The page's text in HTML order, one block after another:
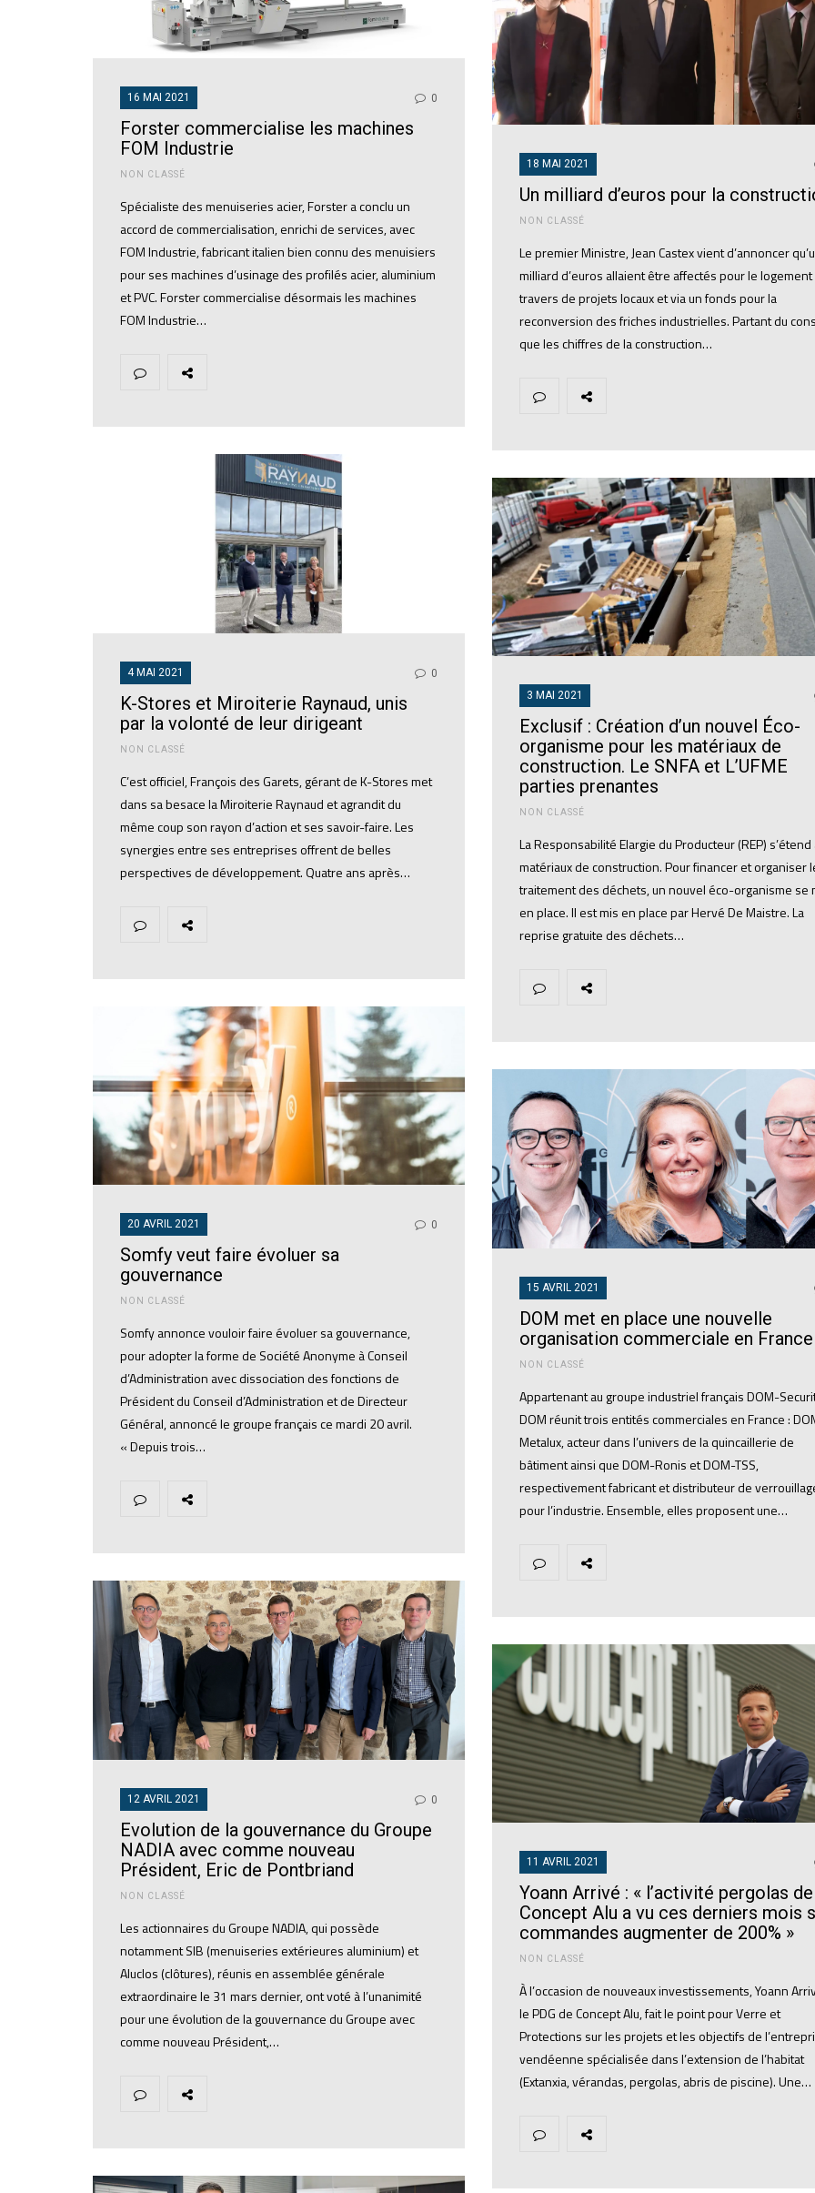
18 MAI 2021
Un milliard d’euros pour la
NON CLASSÉ
Le premier Ministre, Jean Castex vient d’annoncer
milliard d’euros allaient être affectés pour le logement
travers de projets locaux et via un fonds pour la
reconversion des friches industrielles. Partant du
que les chiffres de la construction…
16 MAI 2021 0
Forster commercialise les machines
FOM Industrie
NON CLASSÉ
Spécialiste des menuiseries acier, Forster a conclu un
accord de commercialisation, enrichi de services, avec
FOM Industrie, fabricant italien bien connu des menuisiers
pour ses machines d’usinage des profilés acier, aluminium
et PVC. Forster commercialise désormais les machines
FOM Industrie…
4 MAI 2021 0
K-Stores et Miroiterie Raynaud, unis
par la volonté de leur dirigeant
NON CLASSÉ
C’est officiel, François des Garets, gérant de K-Stores met
dans sa besace la Miroiterie Raynaud et agrandit du
même coup son rayon d’action et ses savoir-faire. Les
synergies entre ses entreprises offrent de belles
perspectives de développement. Quatre ans après…
3 MAI 2021
Exclusif : Création d’un nouvel Éco-
organisme pour les matériaux de
construction. Le SNFA et L’UFME
parties prenantes
NON CLASSÉ
La Responsabilité Elargie du Producteur (REP) s’étend
matériaux de construction. Pour financer et organiser
traitement des déchets, un nouvel éco-organisme se
en place. Il est mis en place par Hervé De Maistre. La
reprise gratuite des déchets…
20 AVRIL 2021 0
Somfy veut faire évoluer sa
gouvernance
NON CLASSÉ
Somfy annonce vouloir faire évoluer sa gouvernance,
pour adopter la forme de Société Anonyme à Conseil
d’Administration avec dissociation des fonctions de
Président du Conseil d’Administration et de Directeur
Général, annoncé le groupe français ce mardi 20 avril.
« Depuis trois…
15 AVRIL 2021
DOM met en place une nouvelle
organisation commerciale en France
NON CLASSÉ
Appartenant au groupe industriel français DOM-
DOM réunit trois entités commerciales en France :
Metalux, acteur dans l’univers de la quincaillerie de
bâtiment ainsi que DOM-Ronis et DOM-TSS,
respectivement fabricant et distributeur de
pour l’industrie. Ensemble, elles proposent une…
12 AVRIL 2021 0
Evolution de la gouvernance du Groupe
NADIA avec comme nouveau
Président, Eric de Pontbriand
NON CLASSÉ
Les actionnaires du Groupe NADIA, qui possède
notamment SIB (menuiseries extérieures aluminium) et
Aluclos (clôtures), réunis en assemblée générale
extraordinaire le 31 mars dernier, ont voté à l’unanimité
pour une évolution de la gouvernance du Groupe avec
comme nouveau Président,…
11 AVRIL 2021
Yoann Arrivé : « l’activité pergolas de
Concept Alu a vu ces derniers mois
commandes augmenter de 200% »
NON CLASSÉ
À l’occasion de nouveaux investissements, Yoann
le PDG de Concept Alu, fait le point pour Verre et
Protections sur les projets et les objectifs de
vendéenne spécialisée dans l’extension de l’habitat
(Extanxia, vérandas, pergolas, abris de piscine). Une…